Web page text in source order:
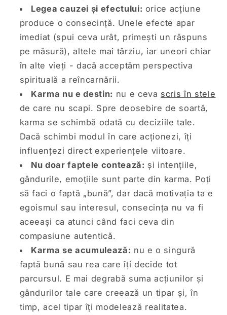
Legea cauzei și efectului: orice acțiune
produce o consecință. Unele efecte apar
imediat (spui ceva urât, primești un răspuns
pe măsură), altele mai târziu, iar uneori chiar
în alte vieți - dacă acceptăm perspectiva
spirituală a reîncarnării.
Karma nu e destin: nu e ceva scris în stele
de care nu scapi. Spre deosebire de soartă,
karma se schimbă odată cu deciziile tale.
Dacă schimbi modul în care acționezi, îți
influențezi direct experiențele viitoare.
Nu doar faptele contează: și intențiile,
gândurile, emoțiile sunt parte din karma. Poți
să faci o faptă „bună”, dar dacă motivația ta e
egoismul sau interesul, consecința nu va fi
aceeași ca atunci când faci ceva din
compasiune autentică.
Karma se acumulează: nu e o singură
faptă bună sau rea care îți decide tot
parcursul. E mai degrabă suma acțiunilor și
gândurilor tale care creează un tipar și, în
timp, acel tipar îți modelează realitatea.